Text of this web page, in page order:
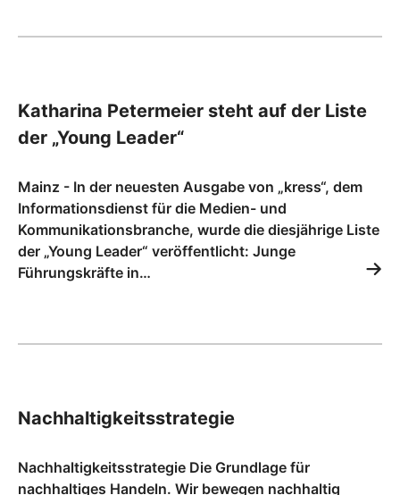
Katharina Petermeier steht auf der Liste
der „Young Leader“
Mainz - In der neuesten Ausgabe von „kress“, dem
Informationsdienst für die Medien- und
Kommunikationsbranche, wurde die diesjährige Liste
der „Young Leader“ veröffentlicht: Junge
Führungskräfte in…
Nachhaltigkeitsstrategie
Nachhaltigkeitsstrategie Die Grundlage für
nachhaltiges Handeln. Wir bewegen nachhaltig